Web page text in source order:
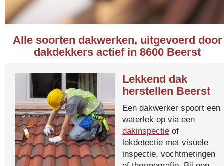
Alle soorten dakwerken, uitgevoerd door
dakdekkers actief in 8600 Beerst
Lekkend dak
herstellen Beerst
Een dakwerker spoort een
waterlek op via een
dakinspectie of
lekdetectie met visuele
inspectie, vochtmetingen